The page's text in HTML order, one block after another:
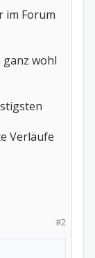
im Forum
ganz wohl
Verläufe
#2